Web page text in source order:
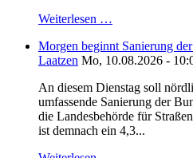
Weiterlesen …
Morgen beginnt Sanierung
Laatzen Mo, 10.08.2026 -
An diesem Dienstag soll
umfassende Sanierung der
die Landesbehörde für
ist demnach ein 4,3...